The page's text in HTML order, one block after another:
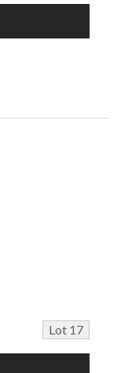
Lot 17